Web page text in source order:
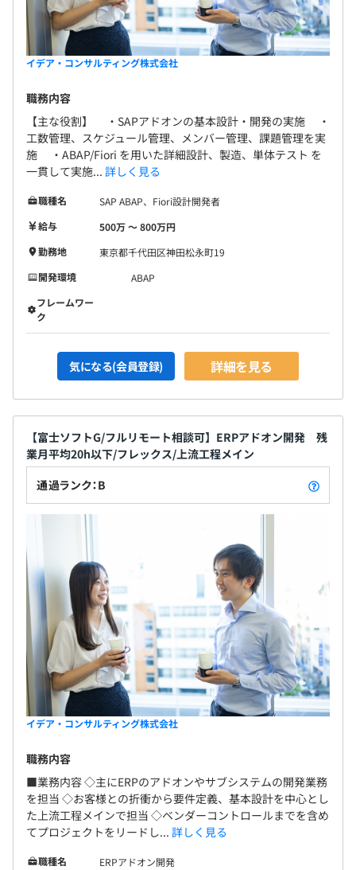
イデア・コンサルティング株式会社
職務内容
【主な役割】 ・SAPアドオンの基本設計・開発の実施 ・
工数管理、スケジュール管理、メンバー管理、課題管理を実
施 ・ABAP/Fiori を用いた詳細設計、製造、単体テスト を
一貫して実施... 詳しく見る
職種名
SAP ABAP、Fiori設計開発者
給与
500万 〜 800万円
勤務地
東京都千代田区神田松永町19
開発環境
ABAP
フレームワー
ク
気になる(会員登録) 詳細を見る
【富士ソフトG/フルリモート相談可】ERPアドオン開発 残
業月平均20h以下/フレックス/上流工程メイン
通過ランク：B
イデア・コンサルティング株式会社
職務内容
■業務内容 ◇主にERPのアドオンやサブシステムの開発業務
を担当 ◇お客様との折衝から要件定義、基本設計を中心とし
た上流工程メインで担当 ◇ベンダーコントロールまでを含め
てプロジェクトをリードし... 詳しく見る
職種名
ERPアドオン開発